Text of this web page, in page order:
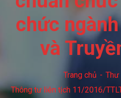
chức
và
Trang chủ
Thư
Thông tư liên tịch 11/2016/